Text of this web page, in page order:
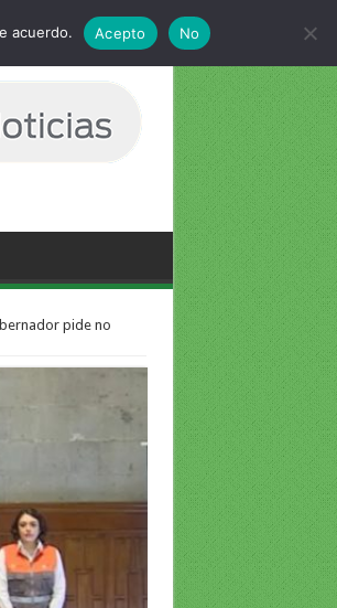
pide no
acuerdo. Acepto No